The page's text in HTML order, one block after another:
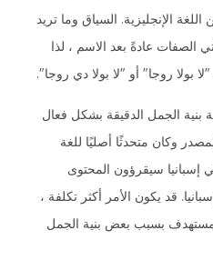
الإنجليزية. السياق وما تريد
الصفات عادةً بعد الاسم ، لذا
بولا روجا" أو "لا بولا دي روجا".
بنية الجمل الدقيقة بشكل فعال
وكان متحدثًا أصليًا للغة
إسبانيا سيقرؤون المحتوى
قد يكون الأمر أكثر تكلفة ،
بسبب بعض بنية الجمل